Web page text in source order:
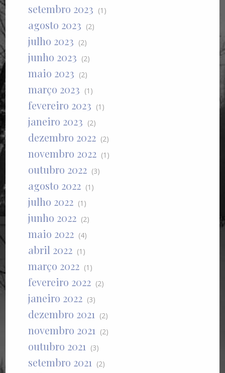
setembro 2023 (1)
agosto 2023 (2)
julho 2023 (2)
junho 2023 (2)
maio 2023 (2)
março 2023 (1)
fevereiro 2023 (1)
janeiro 2023 (2)
dezembro 2022 (2)
novembro 2022 (1)
outubro 2022 (3)
agosto 2022 (1)
julho 2022 (1)
junho 2022 (2)
maio 2022 (4)
abril 2022 (1)
março 2022 (1)
fevereiro 2022 (2)
janeiro 2022 (3)
dezembro 2021 (2)
novembro 2021 (2)
outubro 2021 (3)
setembro 2021 (2)